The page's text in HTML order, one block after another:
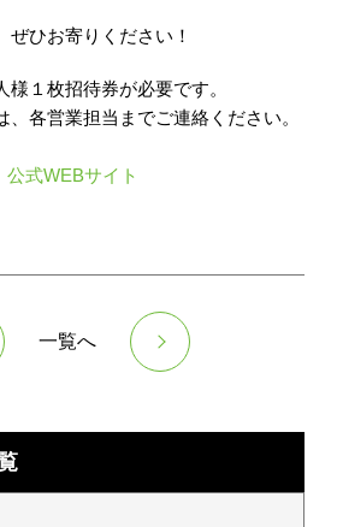
ひお寄りください！
様１枚招待券が必要です。
各営業担当までご連絡ください。
式WEBサイト
一覧へ